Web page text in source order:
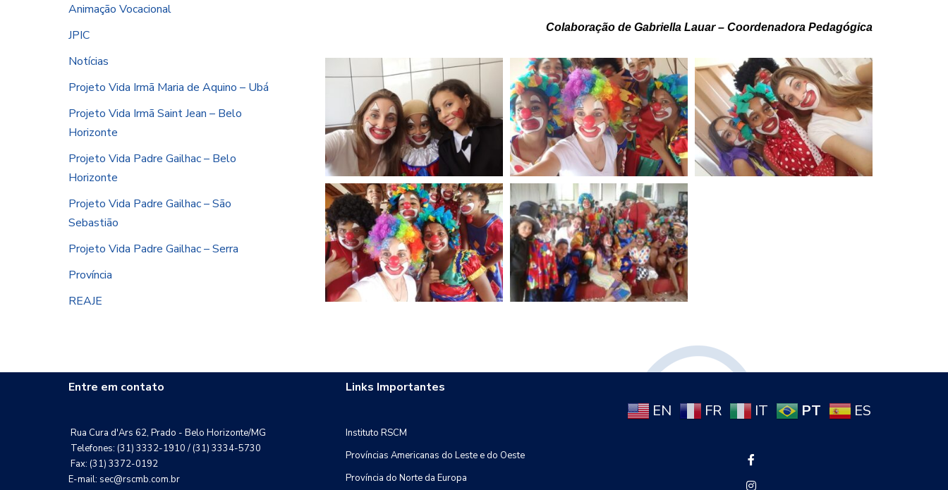
Animação Vocacional
JPIC
Notícias
Projeto Vida Irmã Maria de Aquino – Ubá
Projeto Vida Irmã Saint Jean – Belo
Horizonte
Projeto Vida Padre Gailhac – Belo
Horizonte
Projeto Vida Padre Gailhac – São
Sebastião
Projeto Vida Padre Gailhac – Serra
Província
REAJE
Colaboração de Gabriella Lauar – Coordenadora Pedagógica
Entre em contato
Rua Cura d'Ars 62, Prado - Belo Horizonte/MG
Telefones: (31) 3332-1910 / (31) 3334-5730
Fax: (31) 3372-0192
E-mail: sec@rscmb.com.br
Links Importantes
Instituto RSCM
Províncias Americanas do Leste e do Oeste
Província do Norte da Europa
EN FR IT PT ES